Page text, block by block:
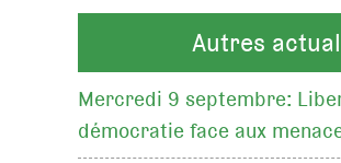
Autres
Mercredi 9 septembre:
démocratie face aux